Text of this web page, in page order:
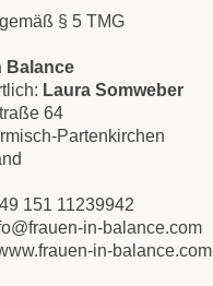
§ 5 TMG
Balance
Laura Somweber
64
Partenkirchen
151 11239942
in-balance.com
in-balance.com